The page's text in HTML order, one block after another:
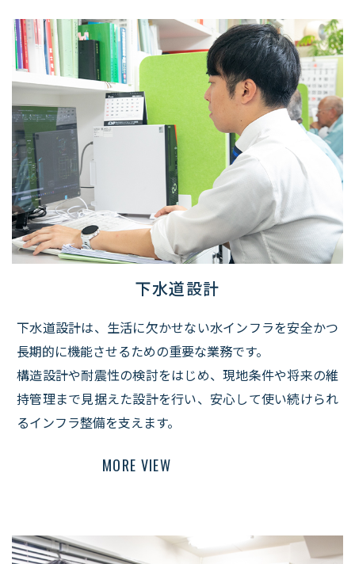
下水道設計
下水道設計は、生活に欠かせない水インフラを安全かつ
長期的に機能させるための重要な業務です。
​​​​​​​構造設計や耐震性の検討をはじめ、現地条件や将来の維
持管理まで見据えた設計を行い、安心して使い続けられ
るインフラ整備を支えます。
MORE VIEW